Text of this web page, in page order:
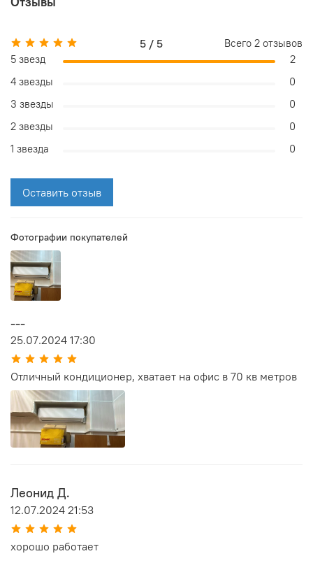
Фотографии покупателей
---
25.07.2024 17:30
Отличный кондиционер, хватает на офис в 70 кв метров
Леонид Д.
12.07.2024 21:53
хорошо работает
5 / 5 Всего 2 отзывов
5 звезд
2
4 звезды
0
3 звезды
0
2 звезды
0
1 звезда
0
Оставить отзыв